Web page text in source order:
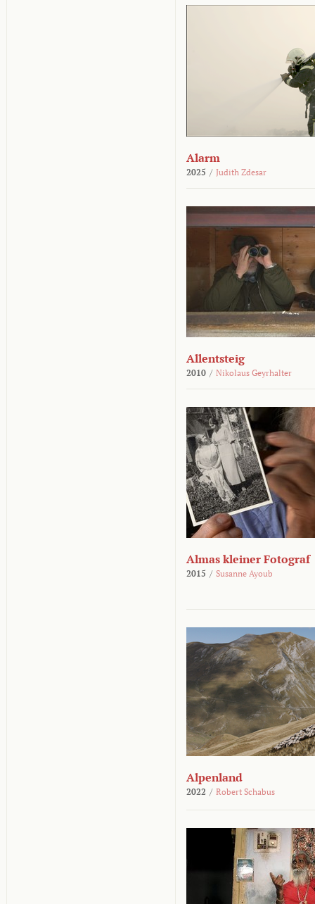
Alarm
2025 / Judith Zdesar
Allentsteig
2010 / Nikolaus Geyrhalter
Almas kleiner Fotograf
2015 / Susanne Ayoub
Alpenland
2022 / Robert Schabus